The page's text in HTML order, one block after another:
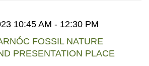
10:45 AM - 12:30 PM
FOSSIL NATURE
PRESENTATION PLACE